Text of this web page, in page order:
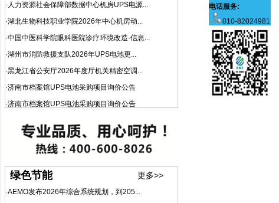
电话服务:
010-82024981
· 人力资源社会保障部数据中心机房UPS电源...
·湖北生物科技职业学院2026年中心机房动...
·中国中医科学院眼科医院诊疗环境改造-信息...
·湖州市消防救援支队2026年UPS电池更...
·黑龙江省公安厅2026年度厅机关精密空调...
·济南市档案馆UPS电池采购项目询价公告
·济南市档案馆UPS电池采购项目询价公告
绿色节能 更多>>
·AEMO发布2026年综合系统规划，到205...